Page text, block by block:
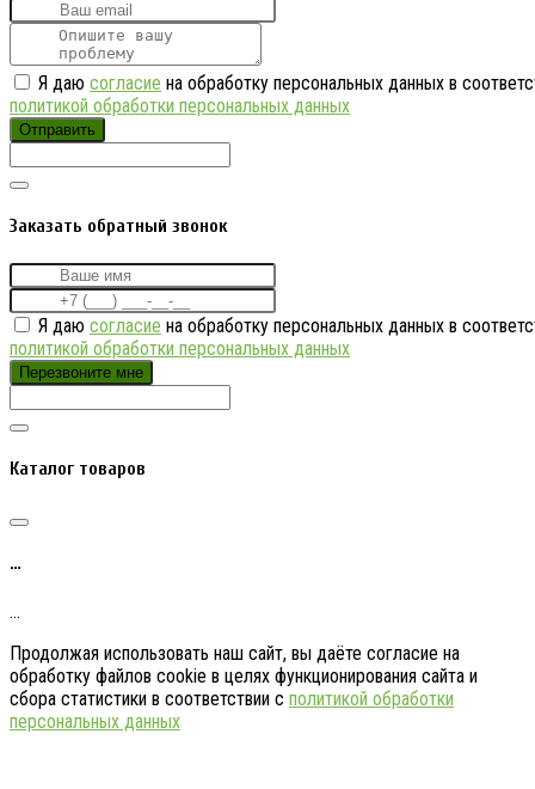
Я даю согласие на обработку персональных данных в
политикой обработки персональных данных
Отправить
Заказать обратный звонок
Я даю согласие на обработку персональных данных в
политикой обработки персональных данных
Перезвоните мне
Каталог товаров
…
…
Продолжая использовать наш сайт, вы даёте согласие на
обработку файлов cookie в целях функционирования сайта и
сбора статистики в соответствии с политикой обработки
персональных данных